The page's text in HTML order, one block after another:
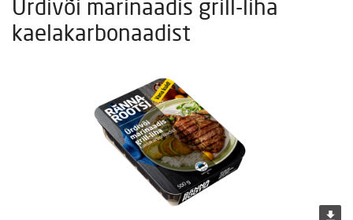
Ürdivõi marinaadis grill-liha
kaelakarbonaadist